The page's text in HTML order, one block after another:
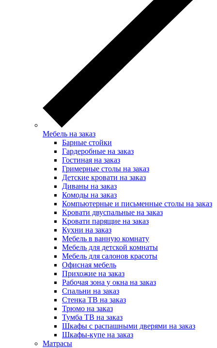
Мебель на заказ
Барные стойки
Гардеробные на заказ
Гостиная на заказ
Гримерные столы на заказ
Детские кровати на заказ
Диваны на заказ
Комоды на заказ
Компьютерные и письменные столы на заказ
Кровати двуспальные на заказ
Кровати парящие на заказ
Кухни на заказ
Мебель в ванную комнату
Мебель для детской комнаты
Мебель для салонов красоты
Офисная мебель
Прихожие на заказ
Рабочая зона у окна на заказ
Спальни на заказ
Стенка ТВ на заказ
Трюмо на заказ
Тумба ТВ на заказ
Шкафы с распашными дверями на заказ
Шкафы-купе на заказ
Матрасы